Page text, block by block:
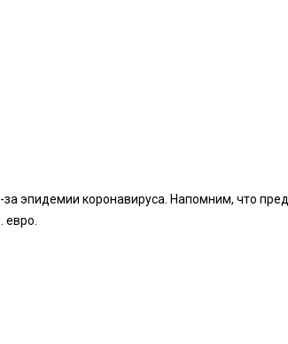
эпидемии коронавируса. Напомним, что
евро.